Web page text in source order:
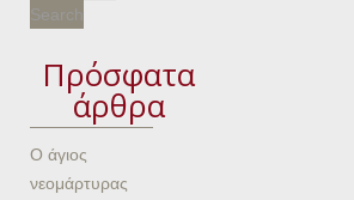
Πρόσφατα
άρθρα
Ο άγιος
νεομάρτυρας